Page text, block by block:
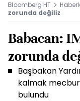
Bloomberg HT
zorunda değiliz
Babacan:
zorunda
Başbakan
kalmak
bulundu